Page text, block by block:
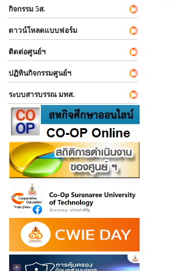
กิจกรรม 5ส.
ดาวน์โหลดแบบฟอร์ม
ติดต่อศูนย์ฯ
ปฏิทินกิจกรรมศูนย์ฯ
ระบบสารบรรณ มทส.